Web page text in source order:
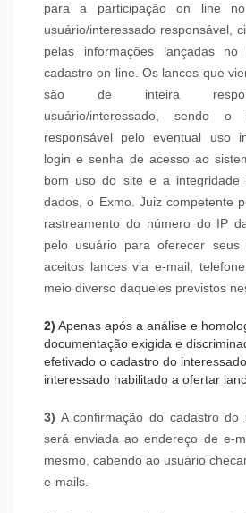
para a participação on line
usuário/interessado responsável,
pelas informações lançadas no
cadastro on line. Os lances que
são de inteira
usuário/interessado, sendo o
responsável pelo eventual uso
login e senha de acesso ao
bom uso do site e a integridade
dados, o Exmo. Juiz competente
rastreamento do número do IP
pelo usuário para oferecer seus
aceitos lances via e-mail,
meio diverso daqueles previstos
2) Apenas após a análise e
documentação exigida e
efetivado o cadastro do
interessado habilitado a ofertar
3) A confirmação do cadastro do
será enviada ao endereço de e-
mesmo, cabendo ao usuário
e-mails.